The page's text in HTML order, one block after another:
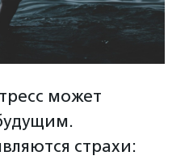
может
страхи: